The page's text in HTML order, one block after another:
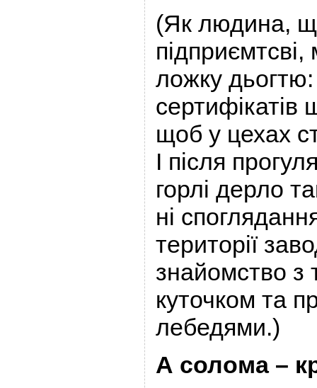
(Як людина,
ложку
сертифікатів
щоб у цехах
І після
горлі дерло
ні
території
знайомство з
куточком та
лебедями.)
А солома –